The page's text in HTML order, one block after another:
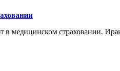
медицинском страховании.